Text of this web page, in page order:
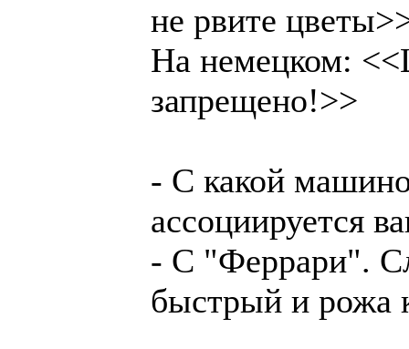
не рвите
На немецком:
запрещено!>>
- С какой
ассоциируется
- С "Феррари".
быстрый и рожа